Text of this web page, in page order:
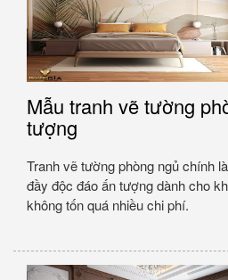
Mẫu tranh vẽ tường
tượng
Tranh vẽ tường phòng ngủ chính
đầy độc đáo ấn tượng dành cho
không tốn quá nhiều chi phí.